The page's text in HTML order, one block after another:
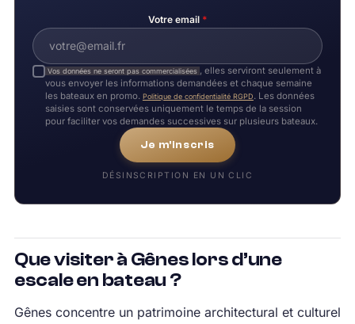
Votre email *
Vos données ne seront pas commercialisées , elles serviront seulement à
vous envoyer les informations demandées et chaque semaine
les bateaux en promo. Politique de confidentialité RGPD. Les données
saisies sont conservées uniquement le temps de la session
pour faciliter vos demandes successives sur plusieurs bateaux.
Je m'inscris
DÉSINSCRIPTION EN UN CLIC
Que visiter à Gênes lors d’une
escale en bateau ?
Gênes concentre un patrimoine architectural et culturel